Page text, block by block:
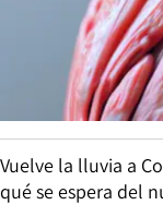
Vuelve la lluvia a
qué se espera del